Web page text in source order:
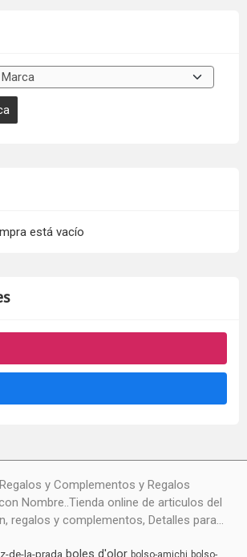
está vacío
y Complementos y Regalos
Nombre..Tienda online de articulos del
regalos y complementos, Detalles para...
de-la-prada boles d'olor bolso-amichi bolso-